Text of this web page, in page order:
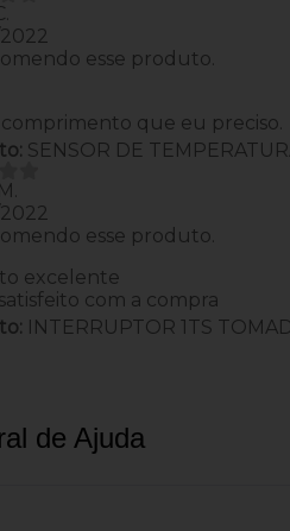
esse produto.
que eu preciso.
SENSOR DE
esse produto.
excelente
com a compra
INTERRUPTOR 1TS
de Ajuda